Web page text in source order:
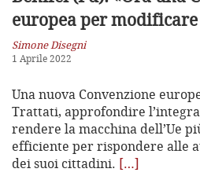
europea per
Simone Disegni
1 Aprile 2022
Una nuova Convenzione
Trattati, approfondire
rendere la macchina dell’Ue
efficiente per rispondere alle
dei suoi cittadini. […]